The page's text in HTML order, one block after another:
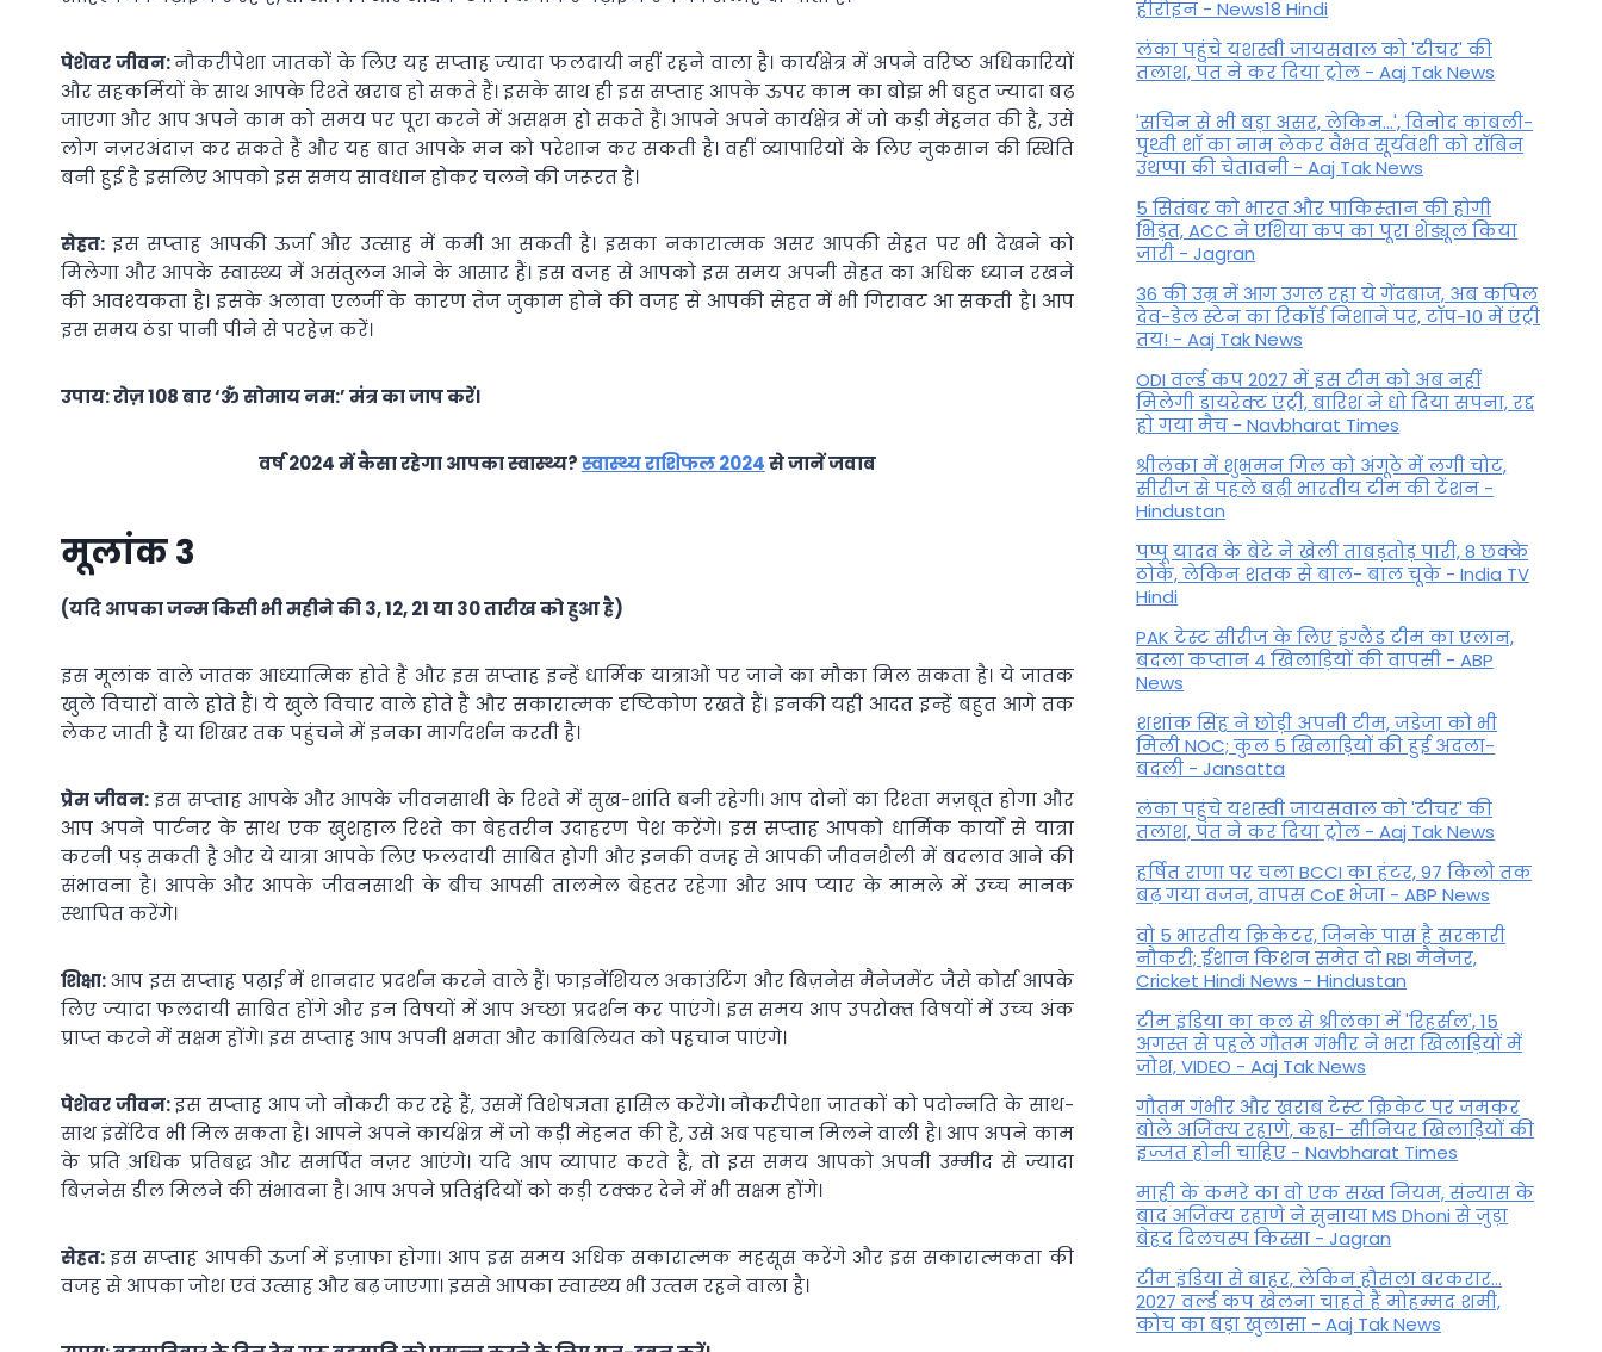
पेशेवर जीवन:नौकरीपेशा जातकों के लिए यह सप्‍ताह ज्‍यादा फलदायी नहीं रहने वाला है। कार्यक्षेत्र में अपने वरिष्‍ठ अधिकारियों
और सहकर्मियों के साथ आपके रिश्‍ते खराब हो सकते हैं। इसके साथ ही इस सप्‍ताह आपके ऊपर काम का बोझ भी बहुत ज्‍यादा बढ़
जाएगा और आप अपने काम को समय पर पूरा करने में असक्षम हो सकते हैं। आपने अपने कार्यक्षेत्र में जो कड़ी मेहनत की है, उसे
लोग नज़रअंदाज़ कर सकते हैं और यह बात आपके मन को परेशान कर सकती है। वहीं व्‍यापारियों के लिए नुकसान की स्थिति
बनी हुई है इसलिए आपको इस समय सावधान होकर चलने की जरूरत है।
सेहत: इस सप्‍ताह आपकी ऊर्जा और उत्‍साह में कमी आ सकती है। इसका नकारात्‍मक असर आपकी सेहत पर भी देखने को
मिलेगा और आपके स्‍वास्‍थ्‍य में असंतुलन आने के आसार हैं। इस वजह से आपको इस समय अपनी सेहत का अधिक ध्‍यान रखने
की आवश्‍यकता है। इसके अलावा एलर्जी के कारण तेज जुकाम होने की वजह से आपकी सेहत में भी गिरावट आ सकती है। आप
इस समय ठंडा पानी पीने से परहेज़ करें।
उपाय: रोज़ 108 बार ‘ॐ सोमाय नम:’ मंत्र का जाप करें।
वर्ष 2024 में कैसा रहेगा आपका स्वास्थ्य?स्वास्थ्य राशिफल 2024से जानें जवाब
मूलांक 3
(यदि आपका जन्‍म किसी भी महीने की 3, 12, 21 या 30 तारीख को हुआ है)
इस मूलांक वाले जातक आध्‍यात्मिक होते हैं और इस सप्‍ताह इन्‍हें धार्मिक यात्राओं पर जाने का मौका मिल सकता है। ये जातक
खुले विचारों वाले होते हैं। ये खुले विचार वाले होते हैं और सकारात्‍मक दृष्टिकोण रखते हैं। इनकी यही आदत इन्‍हें बहुत आगे तक
लेकर जाती है या शिखर तक पहुंचने में इनका मार्गदर्शन करती है।
प्रेम जीवन:इस सप्‍ताह आपके और आपके जीवनसाथी के रिश्‍ते में सुख-शांति बनी रहेगी। आप दोनों का रिश्‍ता मज़बूत होगा और
आप अपने पार्टनर के साथ एक खुशहाल रिश्‍ते का बेहतरीन उदाहरण पेश करेंगे। इस सप्‍ताह आपको धार्मिक कार्यों से यात्रा
करनी पड़ सकती है और ये यात्रा आपके लिए फलदायी साबित होगी और इनकी वजह से आपकी जीवनशैली में बदलाव आने की
संभावना है। आपके और आपके जीवनसाथी के बीच आपसी तालमेल बेहतर रहेगा और आप प्‍यार के मामले में उच्‍च मानक
स्‍थापित करेंगे।
शिक्षा:आप इस सप्‍ताह पढ़ाई में शानदार प्रदर्शन करने वाले हैं। फाइनेंशियल अ‍काउंटिंग और बिज़नेस मैनेजमेंट जैसे कोर्स आपके
लिए ज्‍यादा फलदायी साबित होंगे और इन विषयों में आप अच्‍छा प्रदर्शन कर पाएंगे। इस समय आप उपरोक्‍त विषयों में उच्‍च अंक
प्राप्‍त करने में सक्षम होंगे। इस सप्‍ताह आप अपनी क्षमता और काबिलियत को पहचान पाएंगे।
पेशेवर जीवन:इस सप्‍ताह आप जो नौकरी कर रहे हैं, उसमें विशेषज्ञता हासिल करेंगे। नौकरीपेशा जातकों को पदोन्‍नति के साथ-
साथ इंसेंटिव भी मिल सकता है। आपने अपने कार्यक्षेत्र में जो कड़ी मेहनत की है, उसे अब पहचान मिलने वाली है। आप अपने काम
के प्रति अधिक प्रतिबद्ध और समर्पित नज़र आएंगे। यदि आप व्‍यापार करते हैं, तो इस समय आपको अपनी उम्‍मीद से ज्‍यादा
बिज़नेस डील मिलने की संभावना है। आप अपने प्रतिद्वंदियों को कड़ी टक्‍कर देने में भी सक्षम होंगे।
सेहत:इस सप्‍ताह आपकी ऊर्जा में इज़ाफा हाेगा। आप इस समय अधिक सकारात्‍मक महसूस करेंगे और इस सकारात्‍मकता की
वजह से आपका जोश एवं उत्‍साह और बढ़ जाएगा। इससे आपका स्‍वास्‍थ्‍य भी उत्‍तम रहने वाला है।
हीरोइन - News18 Hindi
लंका पहुंचे यशस्वी जायसवाल को 'टीचर' की
तलाश, पंत ने कर द‍िया ट्रोल - Aaj Tak News
'सचिन से भी बड़ा असर, लेकिन...', व‍िनोद कांबली-
पृथ्वी शॉ का नाम लेकर वैभव सूर्यवंशी को रॉबिन
उथप्पा की चेतावनी - Aaj Tak News
5 सितंबर को भारत और पाकिस्‍तान की होगी
भिड़ंत, ACC ने एशिया कप का पूरा शेड्यूल किया
जारी - Jagran
36 की उम्र में आग उगल रहा ये गेंदबाज, अब कपिल
देव-डेल स्टेन का रिकॉर्ड निशाने पर, टॉप-10 में एंट्री
तय! - Aaj Tak News
ODI वर्ल्ड कप 2027 में इस टीम को अब नहीं
मिलेगी डायरेक्ट एंट्री, बारिश ने धो दिया सपना, रद्द
हो गया मैच - Navbharat Times
श्रीलंका में शुभमन गिल को अंगूठे में लगी चोट,
सीरीज से पहले बढ़ी भारतीय टीम की टेंशन -
Hindustan
पप्पू यादव के बेटे ने खेली ताबड़तोड़ पारी, 8 छक्के
ठोके, लेकिन शतक से बाल- बाल चूके - India TV
Hindi
PAK टेस्ट सीरीज के लिए इंग्लैंड टीम का एलान,
बदला कप्तान 4 खिलाड़ियों की वापसी - ABP
News
शशांक सिंह ने छोड़ी अपनी टीम, जडेजा को भी
मिली NOC; कुल 5 खिलाड़ियों की हुई अदला-
बदली - Jansatta
लंका पहुंचे यशस्वी जायसवाल को 'टीचर' की
तलाश, पंत ने कर द‍िया ट्रोल - Aaj Tak News
हर्षित राणा पर चला BCCI का हंटर, 97 किलो तक
बढ़ गया वजन, वापस CoE भेजा - ABP News
वो 5 भारतीय क्रिकेटर, जिनके पास है सरकारी
नौकरी; ईशान किशन समेत दो RBI मैनेजर,
Cricket Hindi News - Hindustan
टीम इंडिया का कल से श्रीलंका में 'रिहर्सल', 15
अगस्त से पहले गौतम गंभीर ने भरा ख‍िलाड़‍ियों में
जोश, VIDEO - Aaj Tak News
गौतम गंभीर और खराब टेस्ट क्रिकेट पर जमकर
बोले अजिंक्य रहाणे, कहा- सीनियर खिलाड़ियों की
इज्जत होनी चाहिए - Navbharat Times
माही के कमरे का वो एक सख्त नियम, संन्यास के
बाद अजिंक्‍य रहाणे ने सुनाया MS Dhoni से जुड़ा
बेहद दिलचस्प किस्सा - Jagran
टीम इंडिया से बाहर, लेकिन हौसला बरकरार...
2027 वर्ल्ड कप खेलना चाहते हैं मोहम्मद शमी,
कोच का बड़ा खुलासा - Aaj Tak News